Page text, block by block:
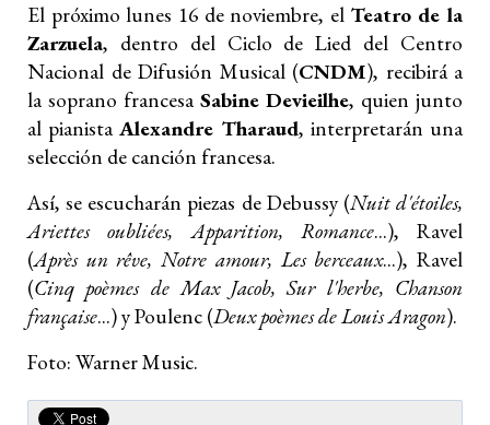
El próximo lunes 16 de noviembre, el Teatro de la
Zarzuela, dentro del Ciclo de Lied del Centro
Nacional de Difusión Musical (CNDM), recibirá a
la soprano francesa Sabine Devieilhe, quien junto
al pianistaAlexandre Tharaud, interpretarán una
selección de canción francesa.
Así, se escucharán piezas de Debussy (Nuit d'étoiles,
Ariettes oubliées, Apparition, Romance...), Ravel
(Après un rêve, Notre amour, Les berceaux...), Ravel
(Cinq poèmes de Max Jacob, Sur l'herbe, Chanson
française...) y Poulenc (Deux poèmes de Louis Aragon).
Foto: Warner Music.